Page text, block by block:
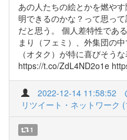
あの人たちの絵とかを燃や
明できるのかな？って思っ
だと思う。 個人差特性であ
まり（フェミ）、外集団の
（オタク）が特に喜びそう
https://t.co/ZdL4ND2o1e
2022-12-14 11:58:52
リツイート・ネットワーク
1